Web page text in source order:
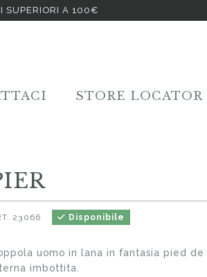
SUPERIORI A 100€
STORE LOCATOR
Disponibile
23066
uomo in lana in fantasia pied
imbottita.